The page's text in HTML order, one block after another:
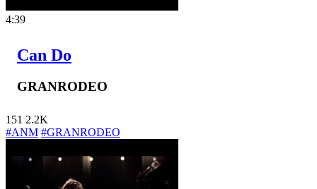
4:39
Can Do
GRANRODEO
151 2.2K
#ANM #GRANRODEO